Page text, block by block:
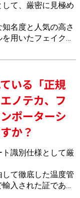
て、厳密に見極め
名度と人気の高さ
用いたフェイク品
の平たいボトルの
本物であるか精査
いる「正規
ノテカ、フ
ポーターシ
か？
識別仕様として厳
て徹底した温度管
入された証である